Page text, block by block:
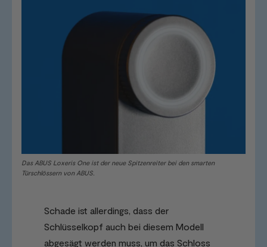
Das ABUS Loxeris One ist der neue Spitzenreiter bei den smarten
Türschlössern von ABUS.
Schade ist allerdings, dass der
Schlüsselkopf auch bei diesem Modell
abgesägt werden muss, um das Schloss